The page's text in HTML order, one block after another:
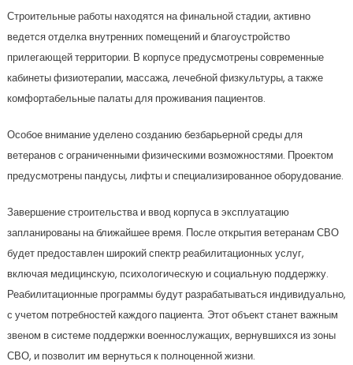
Строительные работы находятся на финальной стадии, активно
ведется отделка внутренних помещений и благоустройство
прилегающей территории. В корпусе предусмотрены современные
кабинеты физиотерапии, массажа, лечебной физкультуры, а также
комфортабельные палаты для проживания пациентов.
Особое внимание уделено созданию безбарьерной среды для
ветеранов с ограниченными физическими возможностями. Проектом
предусмотрены пандусы, лифты и специализированное оборудование.
Завершение строительства и ввод корпуса в эксплуатацию
запланированы на ближайшее время. После открытия ветеранам СВО
будет предоставлен широкий спектр реабилитационных услуг,
включая медицинскую, психологическую и социальную поддержку.
Реабилитационные программы будут разрабатываться индивидуально,
с учетом потребностей каждого пациента. Этот объект станет важным
звеном в системе поддержки военнослужащих, вернувшихся из зоны
СВО, и позволит им вернуться к полноценной жизни.